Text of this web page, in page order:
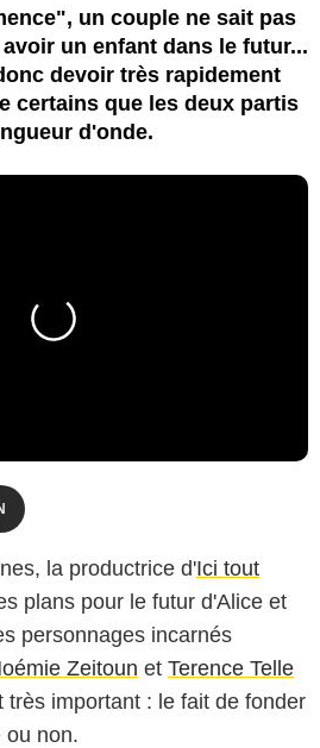
un couple ne sait pas
un enfant dans le futur...
devoir très rapidement
certains que les deux partis
d'onde.
la productrice d'Ici tout
plans pour le futur d'Alice et
personnages incarnés
Zeitoun et Terence Telle
très important : le fait de fonder
ou non.